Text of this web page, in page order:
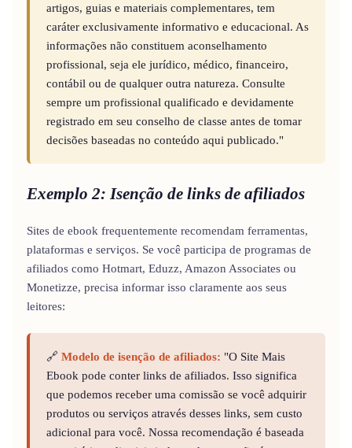
artigos, guias e materiais complementares, tem
caráter exclusivamente informativo e educacional. As
informações não constituem aconselhamento
profissional, seja ele jurídico, médico, financeiro,
contábil ou de qualquer outra natureza. Consulte
sempre um profissional qualificado e devidamente
registrado em seu conselho de classe antes de tomar
decisões baseadas no conteúdo aqui publicado."
Exemplo 2: Isenção de links de afiliados
Sites de ebook frequentemente recomendam ferramentas,
plataformas e serviços. Se você participa de programas de
afiliados como Hotmart, Eduzz, Amazon Associates ou
Monetizze, precisa informar isso claramente aos seus
leitores:
🔗 Modelo de isenção de afiliados: "O Site Mais
Ebook pode conter links de afiliados. Isso significa
que podemos receber uma comissão se você adquirir
produtos ou serviços através desses links, sem custo
adicional para você. Nossa recomendação é baseada